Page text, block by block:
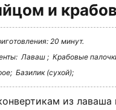
и
20 минут.
Лаваш ; Крабовые
Базилик (сухой);
из